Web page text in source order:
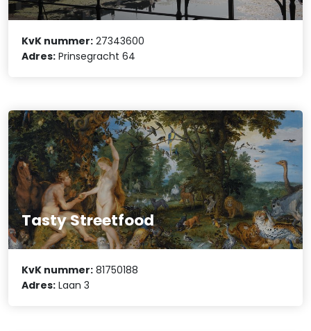
KvK nummer: 27343600
Adres: Prinsegracht 64
Tasty Streetfood
KvK nummer: 81750188
Adres: Laan 3